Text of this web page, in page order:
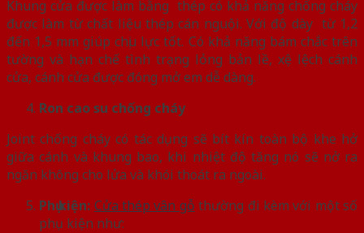
Khung cửa được làm bằng thép có khả năng chống cháy
được làm từ chất liệu thép cán nguội. Với độ dày từ 1,2
đến 1,5 mm giúp chịu lực tốt. Có khả năng bám chắc trên
tường và hạn chế tình trạng lỏng bản lề, xệ lệch cánh
cửa, cánh cửa được đóng mở em dễ dàng.
Ron cao su chống cháy
Joint chống cháy có tác dụng sẽ bít kín toàn bộ khe hở
giữa cánh và khung bao, khi nhiệt độ tăng nó sẽ nở ra
ngăn không cho lửa và khói thoát ra ngoài.
Phụ kiện: Cửa thép vân gỗ thường đi kèm với một số
phụ kiện như: